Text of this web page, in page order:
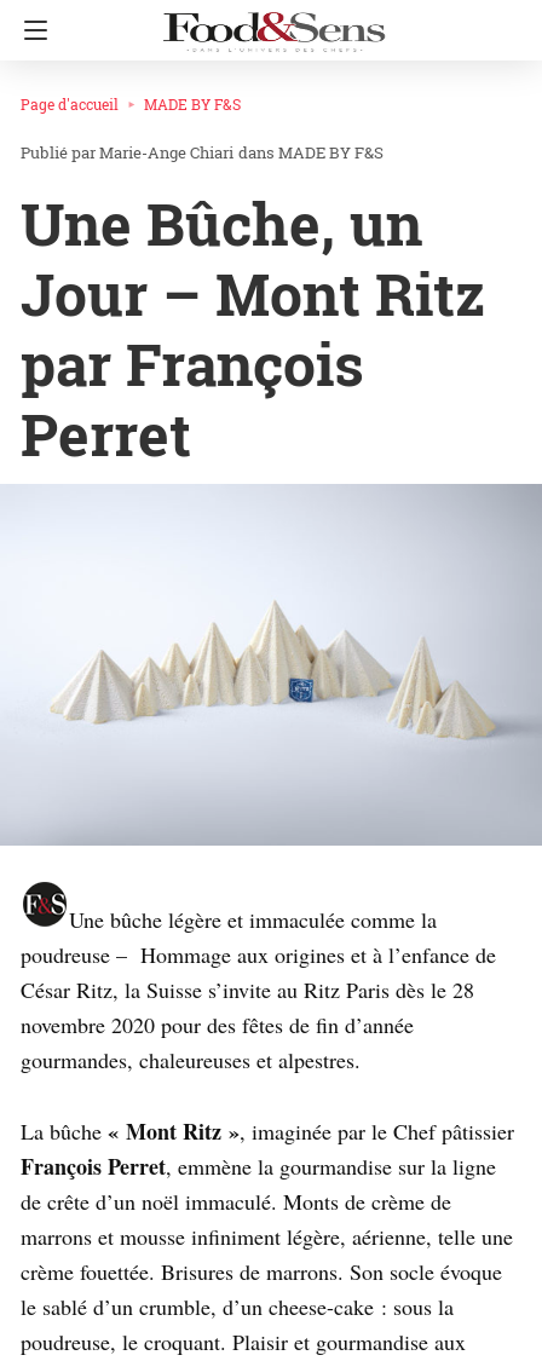
Page d'accueil MADE BY F&S
Marie-Ange Chiari dans MADE BY F&S
Une Bûche, un
Jour – Mont Ritz
par François
Perret
Une bûche légère et immaculée comme la
poudreuse – Hommage aux origines et à l’enfance de
César Ritz, la Suisse s’invite au Ritz Paris dès le 28
novembre 2020 pour des fêtes de fin d’année
gourmandes, chaleureuses et alpestres.
La bûche « Mont Ritz », imaginée par le Chef pâtissier
François Perret, emmène la gourmandise sur la ligne
de crête d’un noël immaculé. Monts de crème de
marrons et mousse infiniment légère, aérienne, telle une
crème fouettée. Brisures de marrons. Son socle évoque
le sablé d’un crumble, d’un cheese-cake : sous la
poudreuse, le croquant. Plaisir et gourmandise aux